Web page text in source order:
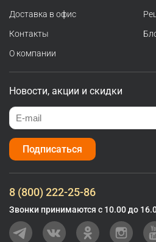
Доставка в офис
Контакты
О компании
Новости, акции и скидки
Подписаться
8 (800) 222-25-86
Звонки принимаются с 10.00 до